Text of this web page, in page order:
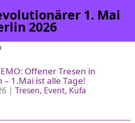
1. Mai
2026
Offener Tresen in
– 1.Mai ist alle Tage!
|Tresen Event Küfa